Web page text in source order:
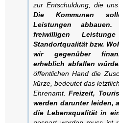
zur Entschuldung, die
Die Kommunen
Leistungen
freiwilligen
Standortqualität bzw.
wir gegenüber
erheblich abfallen
öffentlichen Hand die
kürze, bedeutet das
Ehrenamt.Freizeit,
werden darunter leiden,
die Lebensqualität in